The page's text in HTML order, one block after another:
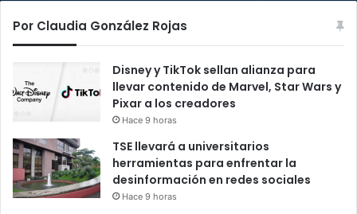
Por Claudia González Rojas
Disney y TikTok sellan alianza para
llevar contenido de Marvel, Star Wars y
Pixar a los creadores
Hace 9 horas
TSE llevará a universitarios
herramientas para enfrentar la
desinformación en redes sociales
Hace 9 horas